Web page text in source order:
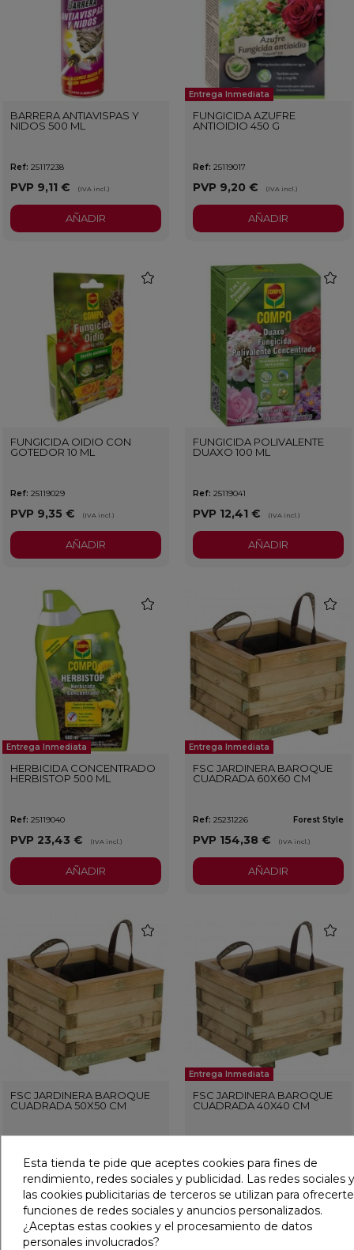
BARRERA ANTIAVISPAS Y
NIDOS 500 ML
Ref: 25117238
PVP 9,11 € (IVA incl.)
AÑADIR
Entrega Inmediata
FUNGICIDA AZUFRE
ANTIOIDIO 450 G
Ref: 25119017
PVP 9,20 € (IVA incl.)
AÑADIR
FUNGICIDA OIDIO CON
GOTEDOR 10 ML
Ref: 25119029
PVP 9,35 € (IVA incl.)
AÑADIR
FUNGICIDA POLIVALENTE
DUAXO 100 ML
Ref: 25119041
PVP 12,41 € (IVA incl.)
AÑADIR
Entrega Inmediata
HERBICIDA CONCENTRADO
HERBISTOP 500 ML
Ref: 25119040
PVP 23,43 € (IVA incl.)
AÑADIR
Entrega Inmediata
FSC JARDINERA BAROQUE
CUADRADA 60X60 CM
Ref: 25231226 Forest Style
PVP 154,38 € (IVA incl.)
AÑADIR
FSC JARDINERA BAROQUE
CUADRADA 50X50 CM
PVP114,55 € (IVA incl.)
AÑADIR
Entrega Inmediata
FSC JARDINERA BAROQUE
CUADRADA 40X40 CM
PVP68,67 € (IVA incl.)
AÑADIR
Esta tienda te pide que aceptes cookies para fines de
rendimiento, redes sociales y publicidad. Las redes sociales y
las cookies publicitarias de terceros se utilizan para ofrecerte
funciones de redes sociales y anuncios personalizados.
¿Aceptas estas cookies y el procesamiento de datos
personales involucrados?